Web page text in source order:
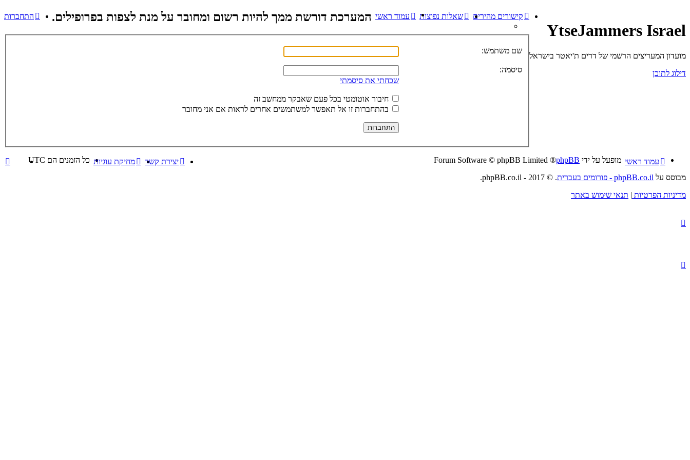
YtseJammers Israel
מועדון המעריצים הרשמי של דרים ת'יאטר בישראל
דילוג לתוכן
קישורים מהירים שאלות נפוצות התחברות עמוד ראשי המערכת דורשת ממך להיות רשום ומחובר על מנת לצפות בפרופילים.
שם משתמש:
סיסמה:
שכחתי את סיסמתי
חיבור אוטומטי בכל פעם שאבקר ממחשב זה
בהתחברות זו אל תאפשר למשתמשים אחרים לראות אם אני מחובר
עמוד ראשי כל הזמנים הם UTC מחיקת עוגיות יצירת קשר מופעל על ידי phpBB
® Forum Software © phpBB Limited
מבוסס על phpBB.co.il - פורומים בעברית
. © 2017 - phpBB.co.il.
מדיניות הפרטיות | תנאי שימוש באתר